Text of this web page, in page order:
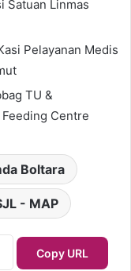
Satuan Linmas
Pelayanan Medis
TU &
Centre
Boltara
- MAP
Copy URL